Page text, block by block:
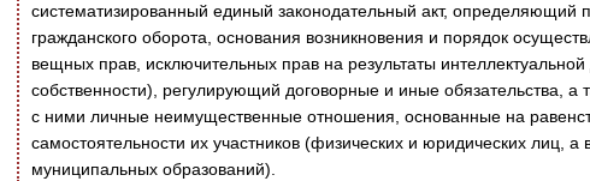
систематизированный единый законодательный акт, определяющий
гражданского оборота, основания возникновения и порядок
вещных прав, исключительных прав на результаты интеллектуальной
собственности), регулирующий договорные и иные обязательства,
с ними личные неимущественные отношения, основанные на
самостоятельности их участников (физических и юридических лиц, а
муниципальных образований).